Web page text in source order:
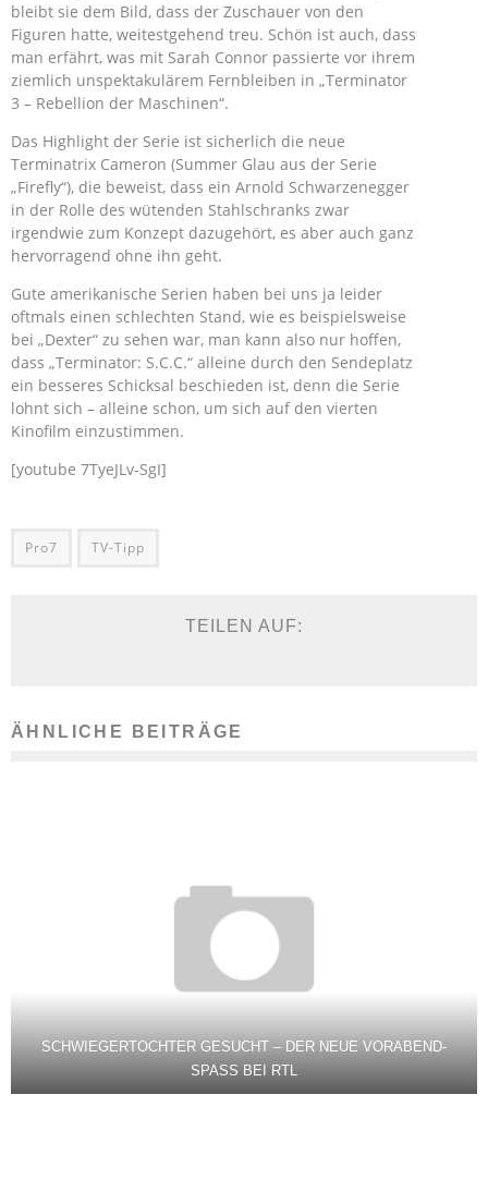
bleibt sie dem Bild, dass der Zuschauer von den
Figuren hatte, weitestgehend treu. Schön ist auch, dass
man erfährt, was mit Sarah Connor passierte vor ihrem
ziemlich unspektakulärem Fernbleiben in „Terminator
3 – Rebellion der Maschinen“.
Das Highlight der Serie ist sicherlich die neue
Terminatrix Cameron (Summer Glau aus der Serie
„Firefly“), die beweist, dass ein Arnold Schwarzenegger
in der Rolle des wütenden Stahlschranks zwar
irgendwie zum Konzept dazugehört, es aber auch ganz
hervorragend ohne ihn geht.
Gute amerikanische Serien haben bei uns ja leider
oftmals einen schlechten Stand, wie es beispielsweise
bei „Dexter“ zu sehen war, man kann also nur hoffen,
dass „Terminator: S.C.C.“ alleine durch den Sendeplatz
ein besseres Schicksal beschieden ist, denn die Serie
lohnt sich – alleine schon, um sich auf den vierten
Kinofilm einzustimmen.
[youtube 7TyeJLv-SgI]
Pro7 TV-Tipp
TEILEN AUF:
ÄHNLICHE BEITRÄGE
SCHWIEGERTOCHTER GESUCHT – DER NEUE VORABEND-
SPASS BEI RTL